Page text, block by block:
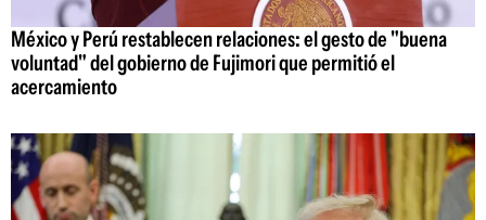
México y Perú restablecen relaciones: el gesto de "buena
voluntad" del gobierno de Fujimori que permitió el
acercamiento